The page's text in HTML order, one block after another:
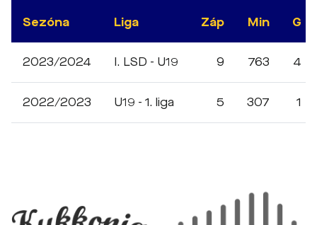
Sezóna Liga Záp Min G
2023/2024 I. LSD - U19 9 763 4
2022/2023 U19 - 1. liga 5 307 1